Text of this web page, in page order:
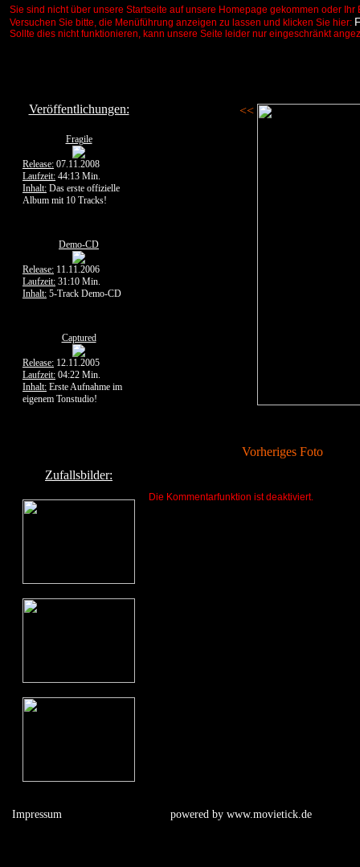
Sie sind nicht über unsere Startseite auf unsere Homepage gekommen oder
Versuchen Sie bitte, die Menüführung anzeigen zu lassen und klicken Sie hier:
Sollte dies nicht funktionieren, kann unsere Seite leider nur eingeschränkt
Veröffentlichungen:
Fragile
Release: 07.11.2008
Laufzeit: 44:13 Min.
Inhalt: Das erste offizielle
Album mit 10 Tracks!
Demo-CD
Release: 11.11.2006
Laufzeit: 31:10 Min.
Inhalt: 5-Track Demo-CD
Captured
Release: 12.11.2005
Laufzeit: 04:22 Min.
Inhalt: Erste Aufnahme im
eigenem Tonstudio!
Zufallsbilder:
<<
Vorheriges Foto
Die Kommentarfunktion ist deaktiviert.
Impressum powered by www.movietick.de